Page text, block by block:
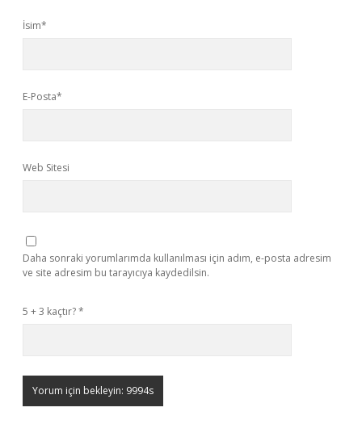
İsim*
E-Posta*
Web Sitesi
Daha sonraki yorumlarımda kullanılması için adım, e-posta adresim
ve site adresim bu tarayıcıya kaydedilsin.
5 + 3 kaçtır?*